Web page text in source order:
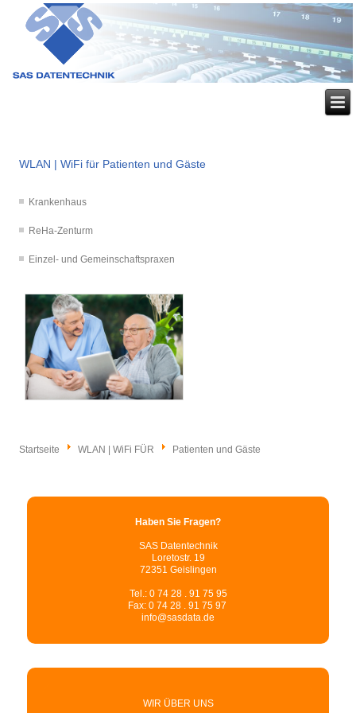
WLAN | WiFi für Patienten und Gäste
Krankenhaus
ReHa-Zenturm
Einzel- und Gemeinschaftspraxen
Startseite WLAN | WiFi FÜR Patienten und Gäste
Haben Sie Fragen?
SAS Datentechnik
Loretostr. 19
72351 Geislingen
Tel.: 0 74 28 . 91 75 95
Fax: 0 74 28 . 91 75 97
info@sasdata.de
WIR ÜBER UNS